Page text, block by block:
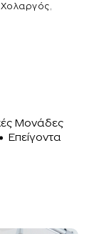
,
Μονάδες
Επείγοντα